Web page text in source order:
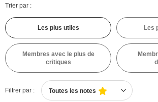
Trier par :
Les plus utiles Les
Membres avec le plus de
critiques
Filtrer par : Toutes les notes